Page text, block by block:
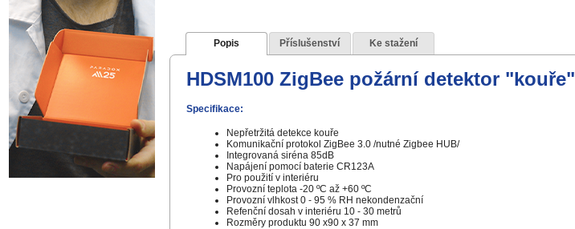
Popis Příslušenství Ke stažení
HDSM100 ZigBee požární detektor "kouře"
Specifikace:
Nepřetržitá detekce kouře
Komunikační protokol ZigBee 3.0 /nutné Zigbee HUB/
Integrovaná siréna 85dB
Napájení pomocí baterie CR123A
Pro použití v interiéru
Provozní teplota -20 ºC až +60 ºC
Provozní vlhkost 0 - 95 % RH nekondenzační
Refenční dosah v interiéru 10 - 30 metrů
Rozměry produktu 90 x90 x 37 mm